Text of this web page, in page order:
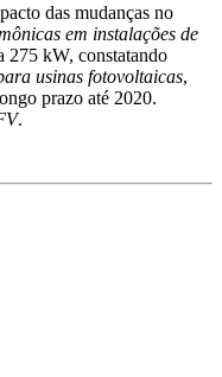
das mudanças no
em instalações de
275 kW, constatando
usinas fotovoltaicas,
prazo até 2020.
.